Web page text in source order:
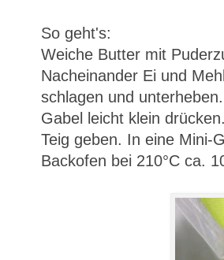
So geht's:
Weiche Butter mit
Nacheinander Ei und
schlagen und
Gabel leicht klein
Teig geben. In eine Mini-
Backofen bei 210°C ca.